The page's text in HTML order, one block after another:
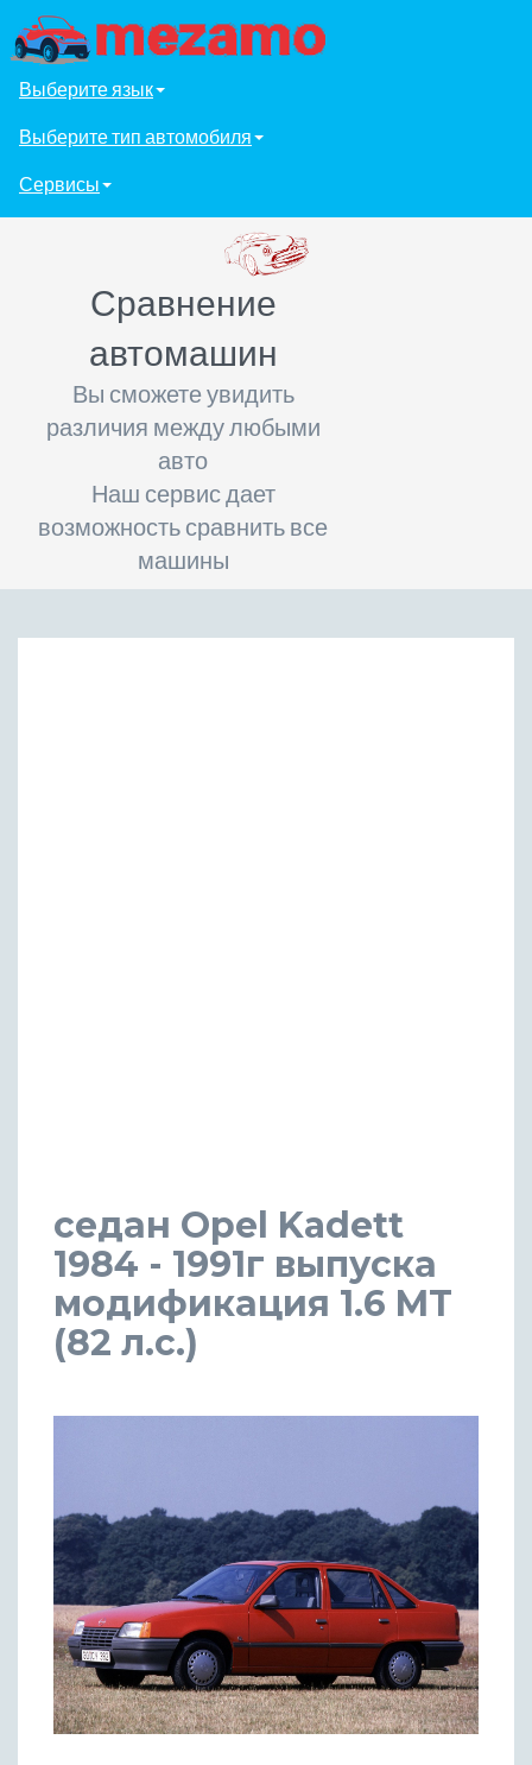
Выберите язык
Выберите тип автомобиля
Сервисы
Сравнение
автомашин
Вы сможете увидить
различия между любыми
авто
Наш сервис дает
возможность сравнить все
машины
седан Opel Kadett
1984 - 1991г выпуска
модификация 1.6 MT
(82 л.с.)